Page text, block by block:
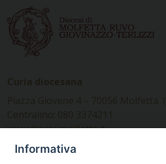
www.diocesimolfetta.it –
diocesimolfetta@pec.chiesacattolica.it
Informativa